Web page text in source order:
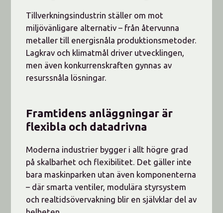
Tillverkningsindustrin ställer om mot
miljövänligare alternativ – från återvunna
metaller till energisnåla produktionsmetoder.
Lagkrav och klimatmål driver utvecklingen,
men även konkurrenskraften gynnas av
resurssnåla lösningar.
Framtidens anläggningar är
flexibla och datadrivna
Moderna industrier bygger i allt högre grad
på skalbarhet och flexibilitet. Det gäller inte
bara maskinparken utan även komponenterna
– där smarta ventiler, modulära styrsystem
och realtidsövervakning blir en självklar del av